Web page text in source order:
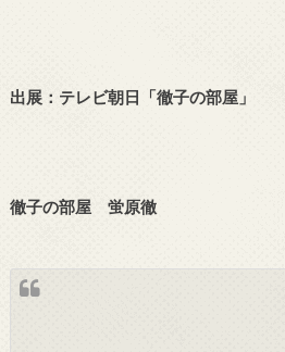
出展：テレビ朝日「徹子の部屋」
徹子の部屋 蛍原徹